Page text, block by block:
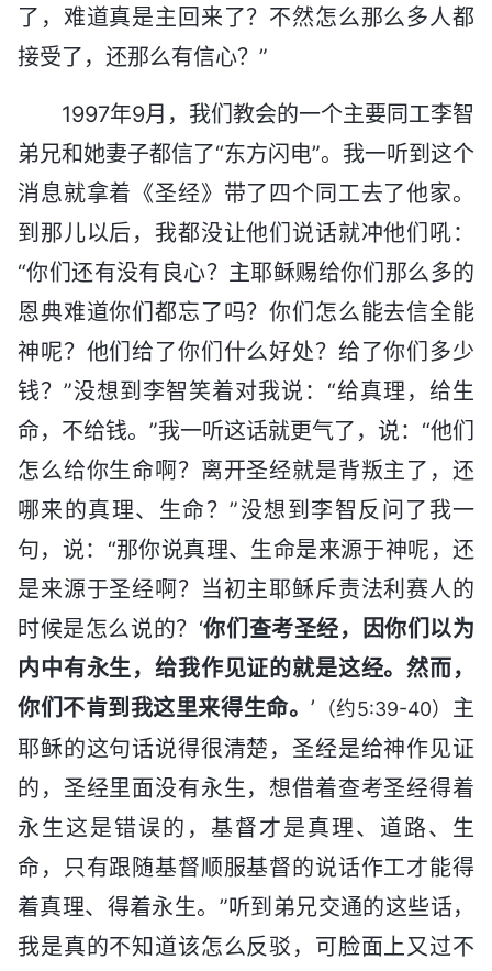
了，难道真是主回来了？不然怎么那么多人都
接受了，还那么有信心？”
1997年9月，我们教会的一个主要同工李智
弟兄和她妻子都信了“东方闪电”。我一听到这个
消息就拿着《圣经》带了四个同工去了他家。
到那儿以后，我都没让他们说话就冲他们吼：
“你们还有没有良心？主耶稣赐给你们那么多的
恩典难道你们都忘了吗？你们怎么能去信全能
神呢？他们给了你们什么好处？给了你们多少
钱？”没想到李智笑着对我说：“给真理，给生
命，不给钱。”我一听这话就更气了，说：“他们
怎么给你生命啊？离开圣经就是背叛主了，还
哪来的真理、生命？”没想到李智反问了我一
句，说：“那你说真理、生命是来源于神呢，还
是来源于圣经啊？当初主耶稣斥责法利赛人的
时候是怎么说的？‘你们查考圣经，因你们以为
内中有永生，给我作见证的就是这经。然而，
你们不肯到我这里来得生命。’ （约5:39-40） 主
耶稣的这句话说得很清楚，圣经是给神作见证
的，圣经里面没有永生，想借着查考圣经得着
永生这是错误的，基督才是真理、道路、生
命，只有跟随基督顺服基督的说话作工才能得
着真理、得着永生。”听到弟兄交通的这些话，
我是真的不知道该怎么反驳，可脸面上又过不